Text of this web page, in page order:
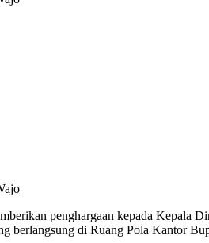
penghargaan kepada
berlangsung di Ruang Pola Kantor